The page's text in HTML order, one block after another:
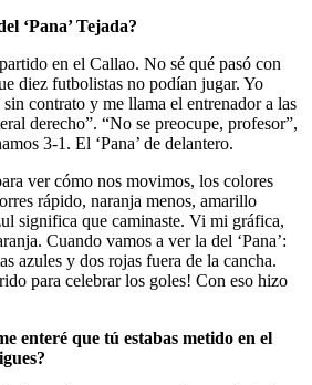
‘Pana’ Tejada?
en el Callao. No sé qué pasó con
diez futbolistas no podían jugar. Yo
contrato y me llama el entrenador a las
derecho”. “No se preocupe, profesor”,
3-1. El ‘Pana’ de delantero.
ver cómo nos movimos, los colores
rápido, naranja menos, amarillo
significa que caminaste. Vi mi gráfica,
Cuando vamos a ver la del ‘Pana’:
azules y dos rojas fuera de la cancha.
para celebrar los goles! Con eso hizo
enteré que tú estabas metido en el